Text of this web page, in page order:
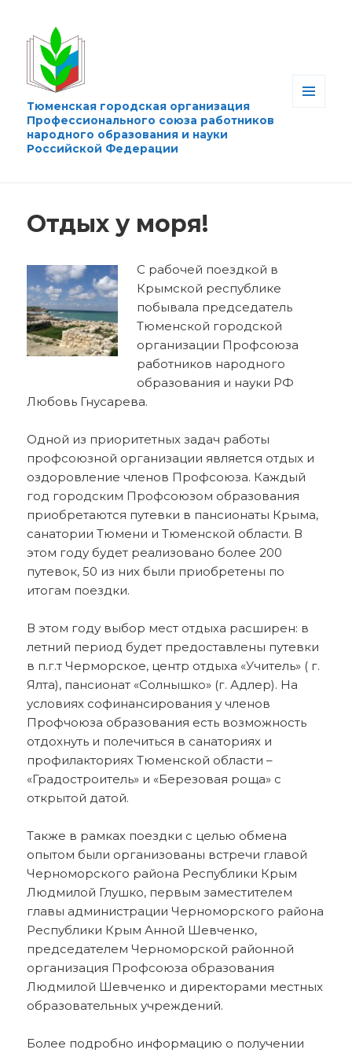
Тюменская городская организация
Профессионального союза работников
народного образования и науки
Российской Федерации
Отдых у моря!
С рабочей поездкой в
Крымской республике
побывала председатель
Тюменской городской
организации Профсоюза
работников народного
образования и науки РФ
Любовь Гнусарева.
Одной из приоритетных задач работы
профсоюзной организации является отдых и
оздоровление членов Профсоюза. Каждый
год городским Профсоюзом образования
приобретаются путевки в пансионаты Крыма,
санатории Тюмени и Тюменской области. В
этом году будет реализовано более 200
путевок, 50 из них были приобретены по
итогам поездки.
В этом году выбор мест отдыха расширен: в
летний период будет предоставлены путевки
в п.г.т Черморское, центр отдыха «Учитель» ( г.
Ялта), пансионат «Солнышко» (г. Адлер). На
условиях софинансирования у членов
Профчоюза образования есть возможность
отдохнуть и полечиться в санаториях и
профилакториях Тюменской области –
«Градостроитель» и «Березовая роща» с
открытой датой.
Также в рамках поездки с целью обмена
опытом были организованы встречи главой
Черноморского района Республики Крым
Людмилой Глушко, первым заместителем
главы администрации Черноморского района
Республики Крым Анной Шевченко,
председателем Черноморской районной
организация Профсоюза образования
Людмилой Шевченко и директорами местных
образовательных учреждений.
Более подробно информацию о получении